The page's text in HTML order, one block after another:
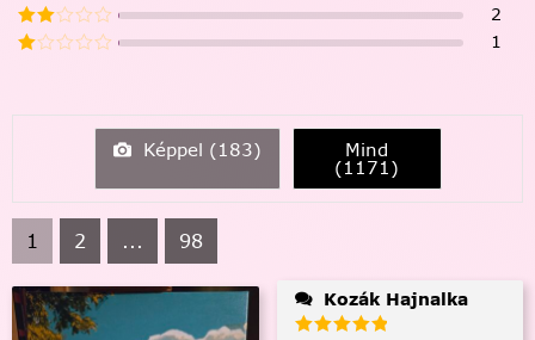
2
1
Képpel (183) Mind
(1171)
1 2 ... 98
Kozák Hajnalka